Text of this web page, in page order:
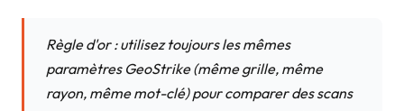
Règle d'or : utilisez toujours les mêmes
paramètres GeoStrike (même grille, même
rayon, même mot-clé) pour comparer des scans